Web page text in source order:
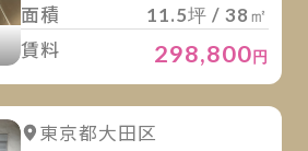
面積
11.5坪 / 38㎡
賃料 298,800 円
詳細を見る
東京都大田区